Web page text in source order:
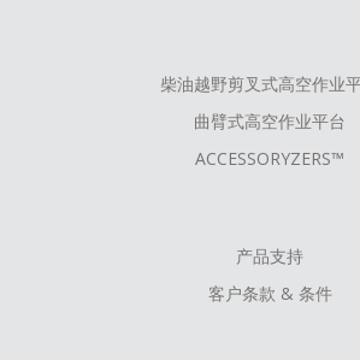
柴油越野剪叉式高空作业
曲臂式高空作业平台
ACCESSORYZERS™
产品支持
客户条款 & 条件